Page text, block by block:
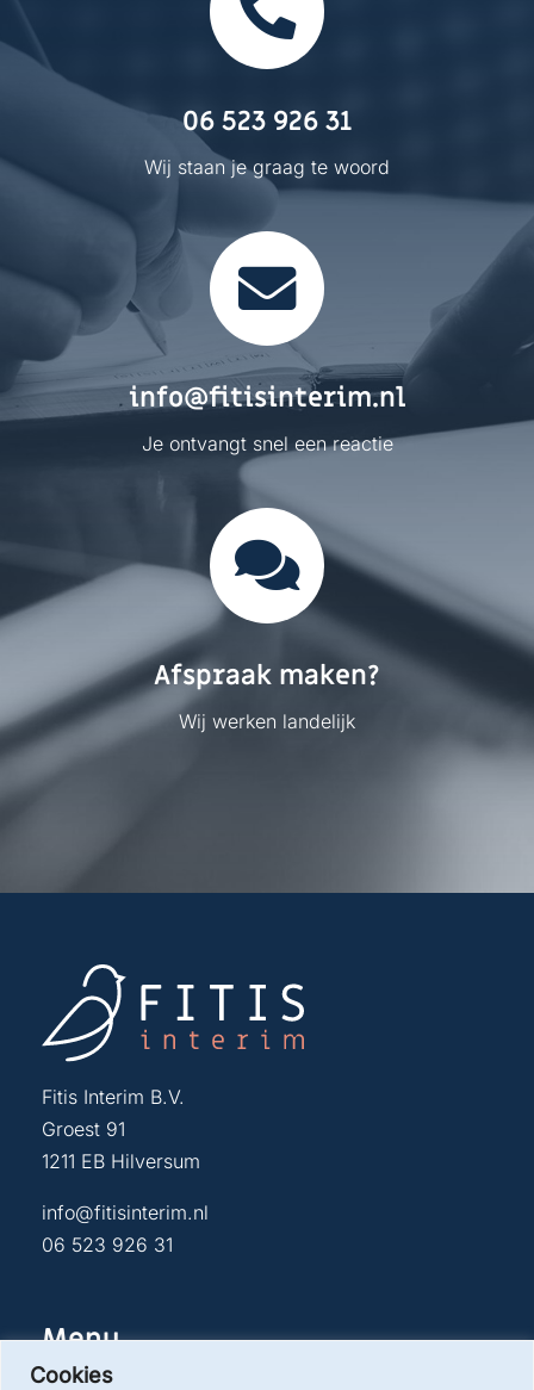
Cookies
06 523 926 31
Wij staan je graag te woord
info@fitisinterim.nl
Je ontvangt snel een reactie
Afspraak maken?
Wij werken landelijk
Fitis Interim B.V.
Groest 91
1211 EB Hilversum
info@fitisinterim.nl
06 523 926 31
Menu